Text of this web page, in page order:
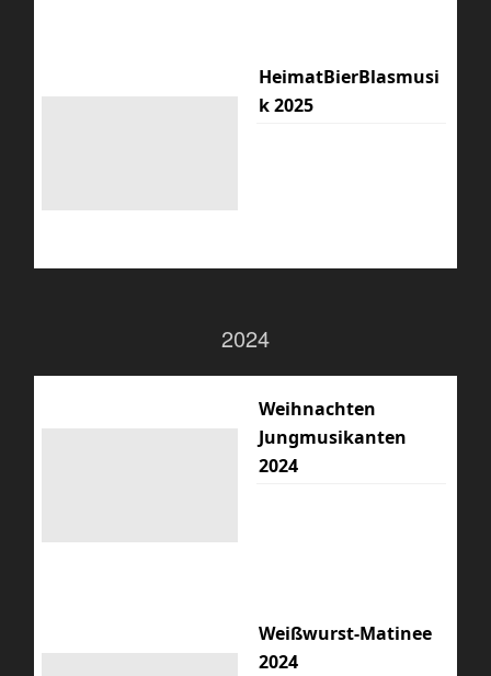
HeimatBierBlasmusi
k 2025
2024
Weihnachten
Jungmusikanten
2024
Weißwurst-Matinee
2024